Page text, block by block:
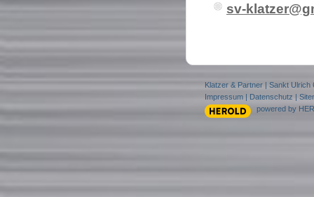
sv-
Klatzer & Partner | Sankt Ulrich
Impressum | Datenschutz |
powered by